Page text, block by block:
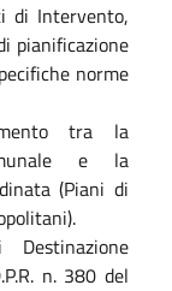
di Intervento,
pianificazione
norme
tra la
e la
(Piani di
n. 380 del